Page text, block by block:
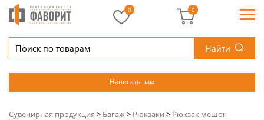
Найти
Написать нам
0 0
Сувенирная продукция > Багаж > Рюкзаки > Рюкзак мешок